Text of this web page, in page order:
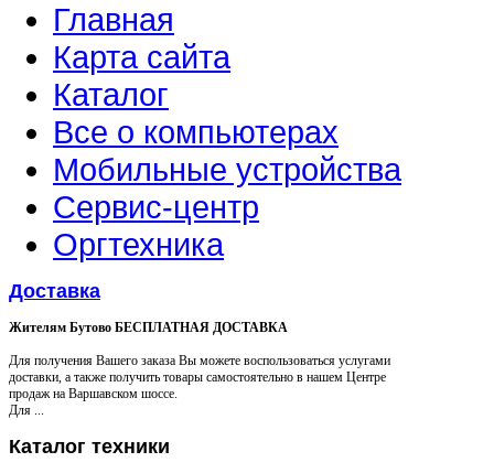
Главная
Карта сайта
Каталог
Все о компьютерах
Мобильные устройства
Сервис-центр
Оргтехника
Доставка
Жителям Бутово БЕСПЛАТНАЯ ДОСТАВКА
Для получения Вашего заказа Вы можете воспользоваться услугами
доставки, а также получить товары самостоятельно в нашем Центре
продаж на Варшавском шоссе.
Для ...
Каталог техники